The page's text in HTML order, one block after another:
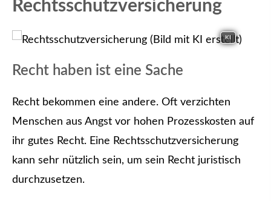
Rechts­schutz­ver­si­che­rung
KI
Recht haben ist eine Sache
Recht bekommen eine andere. Oft verzichten
Menschen aus Angst vor hohen Prozesskosten auf
ihr gutes Recht. Eine Rechts­schutz­ver­si­che­rung
kann sehr nützlich sein, um sein Recht juristisch
durchzusetzen.